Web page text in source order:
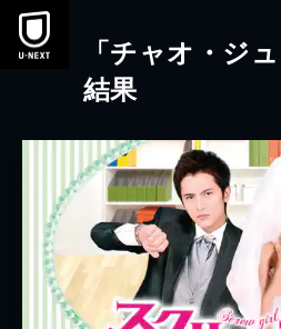
本文へスキップ
「チャオ・ジ
結果